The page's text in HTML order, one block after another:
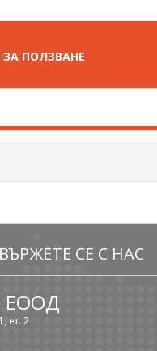
ПОЛЗВАНЕ
СЕ С НАС
ЕООД
ет. 2